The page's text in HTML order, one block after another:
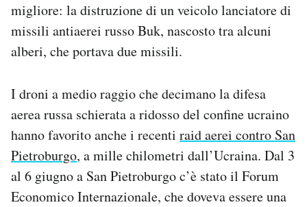
migliore: la distruzione di un veicolo lanciatore di
missili antiaerei russo Buk, nascosto tra alcuni
alberi, che portava due missili.
I droni a medio raggio che decimano la difesa
aerea russa schierata a ridosso del confine ucraino
hanno favorito anche i recenti raid aerei contro San
Pietroburgo, a mille chilometri dall’Ucraina. Dal 3
al 6 giugno a San Pietroburgo c’è stato il Forum
Economico Internazionale, che doveva essere una